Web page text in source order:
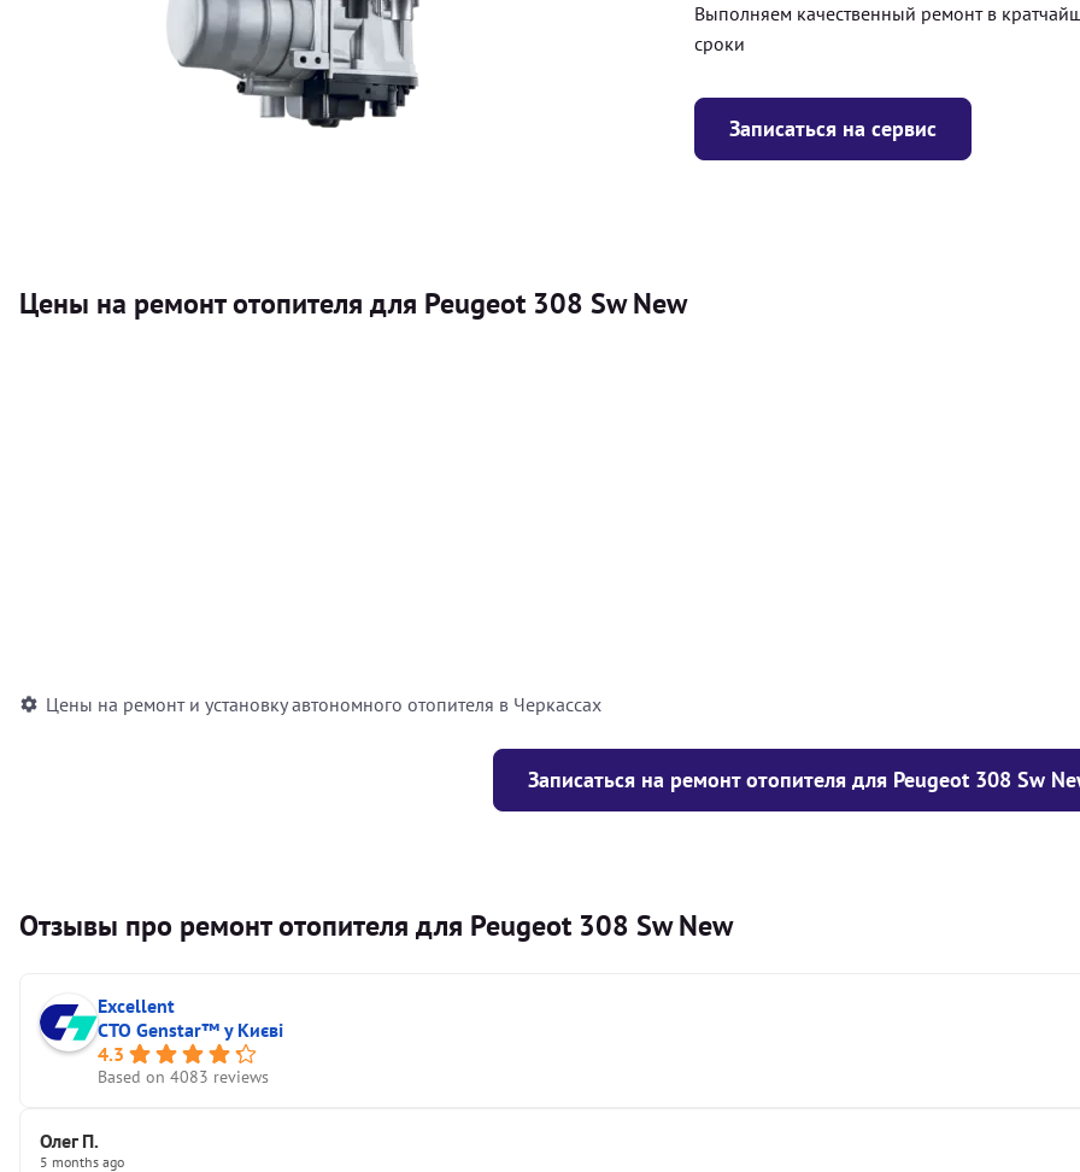
Записаться на сервис
Выполняем качественный ремонт в
сроки
Цены на ремонт отопителя для Peugeot 308 Sw New
Цены на ремонт и установку автономного отопителя в Черкассах
Записаться на ремонт отопителя для Peugeot 308 Sw
Отзывы про ремонт отопителя для Peugeot 308 Sw New
Excellent
СТО Genstar™ у Києві
4.3
Based on 4083 reviews
Олег П.
5 months ago